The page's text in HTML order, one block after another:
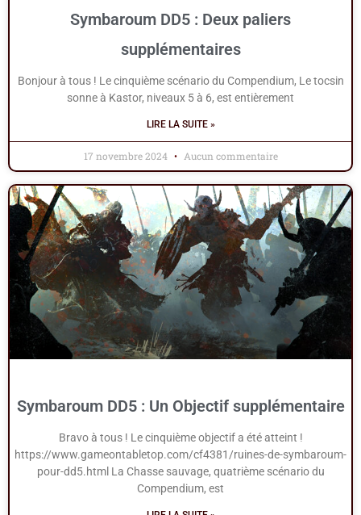
Symbaroum DD5 : Deux paliers
supplémentaires
Bonjour à tous ! Le cinquième scénario du Compendium, Le tocsin
sonne à Kastor, niveaux 5 à 6, est entièrement
LIRE LA SUITE »
17 novembre 2024 Aucun commentaire
Symbaroum DD5 : Un Objectif supplémentaire
Bravo à tous ! Le cinquième objectif a été atteint !
https://www.gameontabletop.com/cf4381/ruines-de-symbaroum-
pour-dd5.html La Chasse sauvage, quatrième scénario du
Compendium, est